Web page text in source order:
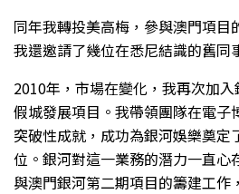
同年我轉投美高梅，參與澳門項目
我還邀請了幾位在悉尼結識的舊同
2010年，市場在變化，我再次加
假城發展項目。我帶領團隊在電子
突破性成就，成功為銀河娛樂奠定
位。銀河對這一業務的潛力一直心
與澳門銀河第二期項目的籌建工作